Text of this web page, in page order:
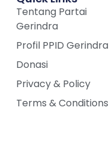
Tentang Partai
Gerindra
Profil PPID Gerindra
Donasi
Privacy & Policy
Terms & Conditions